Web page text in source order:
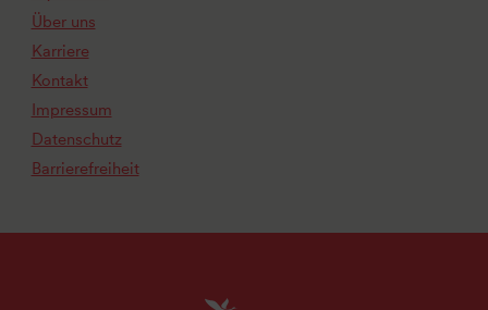
Über uns
Karriere
Kontakt
Impressum
Datenschutz
Barrierefreiheit